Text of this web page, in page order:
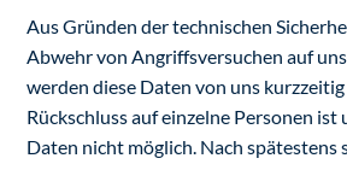
Aus Gründen der technischen
Abwehr von Angriffsversuchen auf
werden diese Daten von uns
Rückschluss auf einzelne Personen ist
Daten nicht möglich. Nach spätestens